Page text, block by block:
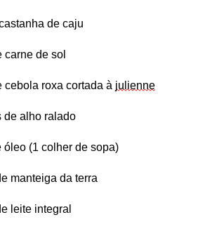
de caju
carne de sol
cebola roxa cortada à julienne
de alho ralado
óleo (1 colher de sopa)
manteiga da terra
leite integral